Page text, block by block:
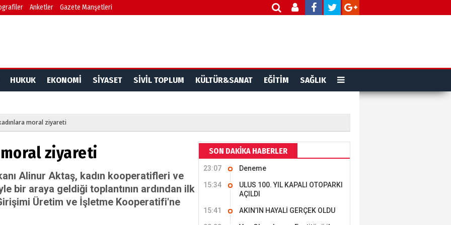
Anketler Gazete Manşetleri
HUKUK EKONOMİ SİYASET SİVİL TOPLUM KÜLTÜR&SANAT EĞİTİM SAĞLIK
moral ziyareti
ziyareti
Alinur Aktaş, kadın kooperatifleri ve
bir araya geldiği toplantının ardından ilk
Üretim ve İşletme Kooperatifi'ne
SON DAKİKA HABERLER
23:07 Deneme
15:34
ULUS 100. YIL KAPALI OTOPARKI
AÇILDI
15:41 AKIN’IN HAYALİ GERÇEK OLDU
NECDET BULUZ
Türkçemiz: Ulusumuz:
Budunumuz..
NAMIK KEMAL ZEYBEK
Hakan SOYSAL